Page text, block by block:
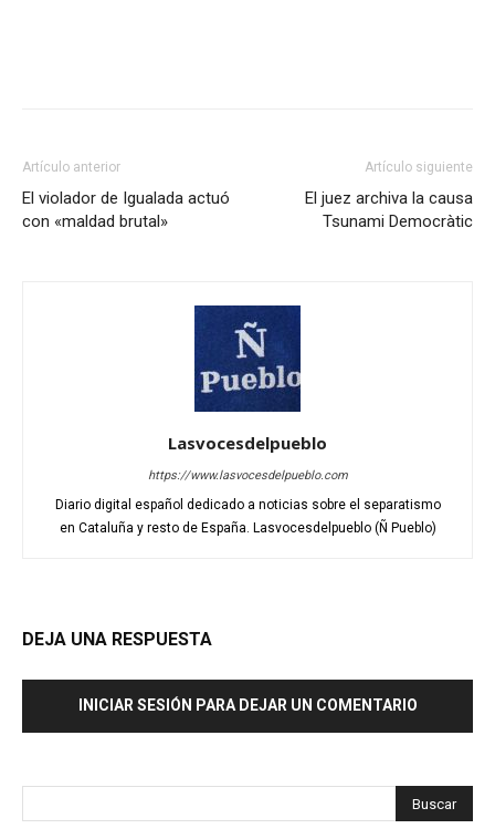
Artículo anterior
El violador de Igualada actuó
con «maldad brutal»
Artículo siguiente
El juez archiva la causa
Tsunami Democràtic
Lasvocesdelpueblo
https://www.lasvocesdelpueblo.com
Diario digital español dedicado a noticias sobre el separatismo
en Cataluña y resto de España. Lasvocesdelpueblo (Ñ Pueblo)
DEJA UNA RESPUESTA
INICIAR SESIÓN PARA DEJAR UN COMENTARIO